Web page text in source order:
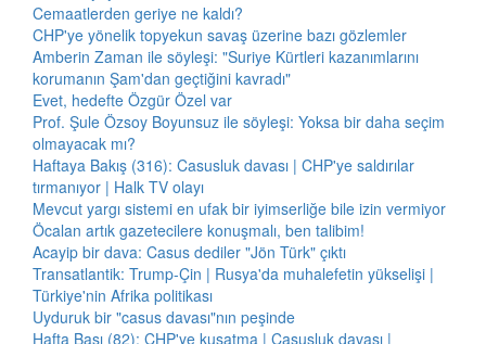
Cemaatlerden geriye ne kaldı?
CHP'ye yönelik topyekun savaş üzerine bazı gözlemler
Amberin Zaman ile söyleşi: "Suriye Kürtleri kazanımlarını
korumanın Şam'dan geçtiğini kavradı"
Evet, hedefte Özgür Özel var
Prof. Şule Özsoy Boyunsuz ile söyleşi: Yoksa bir daha seçim
olmayacak mı?
Haftaya Bakış (316): Casusluk davası | CHP'ye saldırılar
tırmanıyor | Halk TV olayı
Mevcut yargı sistemi en ufak bir iyimserliğe bile izin vermiyor
Öcalan artık gazetecilere konuşmalı, ben talibim!
Acayip bir dava: Casus dediler "Jön Türk" çıktı
Transatlantik: Trump-Çin | Rusya'da muhalefetin yükselişi |
Türkiye'nin Afrika politikası
Uyduruk bir "casus davası"nın peşinde
Hafta Başı (82): CHP'ye kuşatma | Casusluk davası |